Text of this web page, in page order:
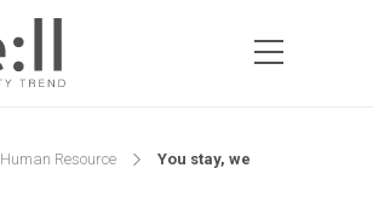
Human Resource
You stay, we